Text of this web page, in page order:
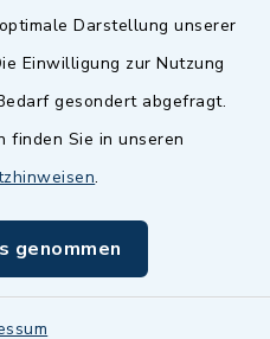
Darstellung unserer
Einwilligung zur Nutzung
gesondert abgefragt.
finden Sie in unseren
.
genommen